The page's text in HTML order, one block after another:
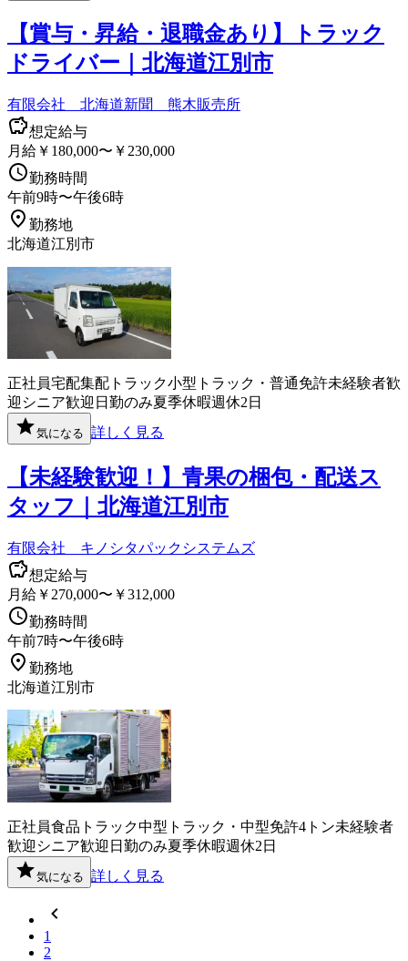
【賞与・昇給・退職金あり】トラック
ドライバー｜北海道江別市
有限会社 北海道新聞 熊木販売所
想定給与
月給￥180,000〜￥230,000
勤務時間
午前9時〜午後6時
勤務地
北海道江別市
正社員宅配集配 トラック小型トラック・普通免許未経験者歓
迎 シニア歓迎 日勤のみ夏季休暇週休2日
気になる 詳しく見る
【未経験歓迎！】青果の梱包・配送ス
タッフ｜北海道江別市
有限会社 キノシタパックシステムズ
想定給与
月給￥270,000〜￥312,000
勤務時間
午前7時〜午後6時
勤務地
北海道江別市
正社員食品 トラック中型トラック・中型免許4トン未経験者
歓迎 シニア歓迎 日勤のみ夏季休暇週休2日
気になる 詳しく見る
1
2